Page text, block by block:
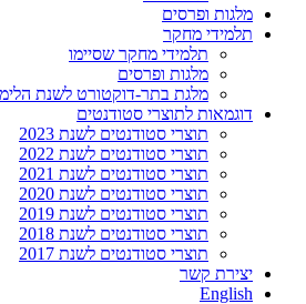
מלגות ופרסים
תלמידי מחקר
תלמידי מחקר שסיימו
מלגות ופרסים
מלגת בתר-דוקטורט לשנת
דוגמאות לתוצרי סטודנטים
תוצרי סטודנטים לשנת 2023
תוצרי סטודנטים לשנת 2022
תוצרי סטודנטים לשנת 2021
תוצרי סטודנטים לשנת 2020
תוצרי סטודנטים לשנת 2019
תוצרי סטודנטים לשנת 2018
תוצרי סטודנטים לשנת 2017
יצירת קשר
English